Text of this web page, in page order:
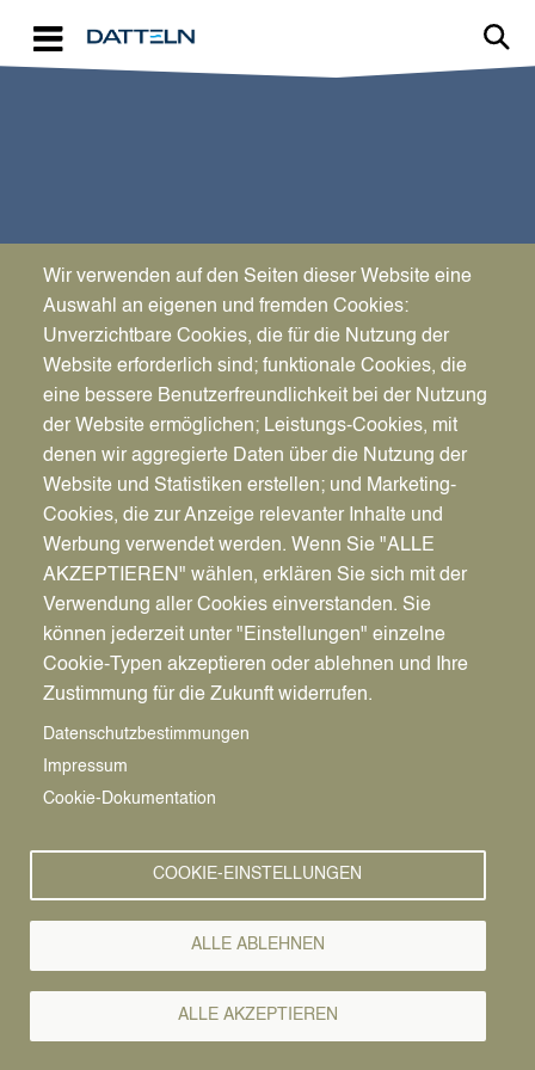
SPORT & KULTUR
Dabei sein ist alles
Pfadnavigation
Stadt | Rathaus | Familie Unsere Stadt Vereine
Vereine
Freie Christengemeinde Datteln e.V.
ANKOMMEN
bei Gott und bei uns.
Wir haben in Gott gefunden, was wirklich zählt und Sinn
macht. Die Suche hat aufgehört. Das wollen wir gemeinsam
Wir verwenden auf den Seiten dieser Website eine
Auswahl an eigenen und fremden Cookies:
Unverzichtbare Cookies, die für die Nutzung der
Website erforderlich sind; funktionale Cookies, die
eine bessere Benutzerfreundlichkeit bei der Nutzung
der Website ermöglichen; Leistungs-Cookies, mit
denen wir aggregierte Daten über die Nutzung der
Website und Statistiken erstellen; und Marketing-
Cookies, die zur Anzeige relevanter Inhalte und
Werbung verwendet werden. Wenn Sie "ALLE
AKZEPTIEREN" wählen, erklären Sie sich mit der
Verwendung aller Cookies einverstanden. Sie
können jederzeit unter "Einstellungen" einzelne
Cookie-Typen akzeptieren oder ablehnen und Ihre
Zustimmung für die Zukunft widerrufen.
Datenschutzbestimmungen
Impressum
Cookie-Dokumentation
COOKIE-EINSTELLUNGEN
ALLE ABLEHNEN
ALLE AKZEPTIEREN